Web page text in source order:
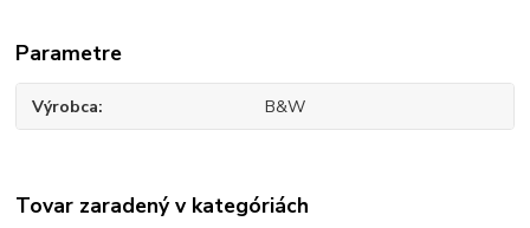
Parametre
Výrobca B&W
Tovar zaradený v kategóriách